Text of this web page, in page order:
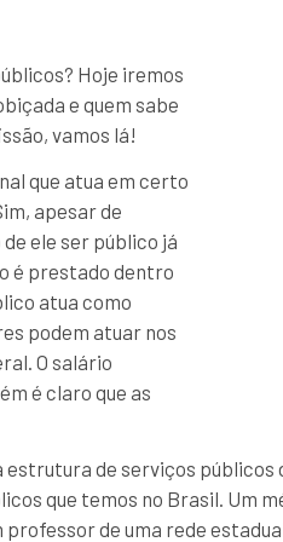
Hoje iremos
e quem sabe
vamos lá!
que atua em certo
apesar de
ele ser público já
é prestado dentro
atua como
podem atuar nos
O salário
é claro que as
de serviços
que temos no Brasil. Um
de uma rede